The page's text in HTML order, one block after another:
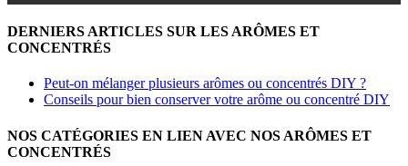
DERNIERS ARTICLES SUR LES ARÔMES ET
CONCENTRÉS
Peut-on mélanger plusieurs arômes ou concentrés DIY ?
Conseils pour bien conserver votre arôme ou concentré DIY
NOS CATÉGORIES EN LIEN AVEC NOS ARÔMES ET
CONCENTRÉS